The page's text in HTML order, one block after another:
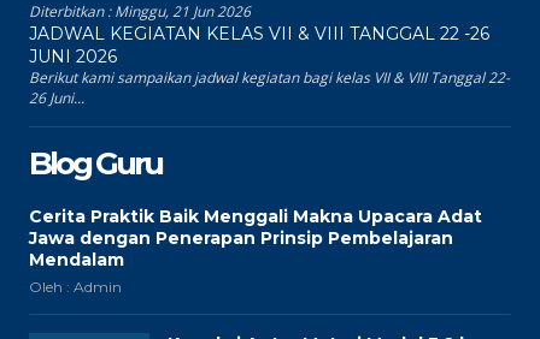
Diterbitkan :Minggu, 21 Jun 2026
JADWAL KEGIATAN KELAS VII & VIII TANGGAL 22 -26
JUNI 2026
Berikut kami sampaikan jadwal kegiatan bagi kelas VII & VIII Tanggal 22-
26 Juni...
Blog Guru
Cerita Praktik Baik Menggali Makna Upacara Adat
Jawa dengan Penerapan Prinsip Pembelajaran
Mendalam
Oleh : Admin